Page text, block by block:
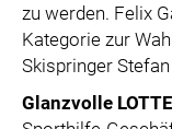
zu werden. Felix
Kategorie zur
Skispringer
Glanzvolle